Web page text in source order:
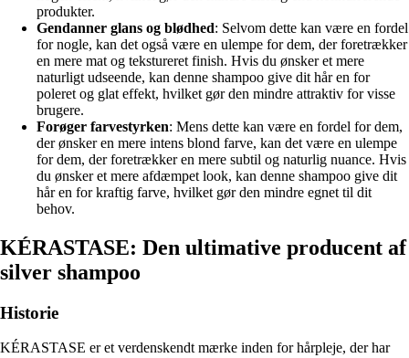
produkter.
Gendanner glans og blødhed: Selvom dette kan være en fordel
for nogle, kan det også være en ulempe for dem, der foretrækker
en mere mat og tekstureret finish. Hvis du ønsker et mere
naturligt udseende, kan denne shampoo give dit hår en for
poleret og glat effekt, hvilket gør den mindre attraktiv for visse
brugere.
Forøger farvestyrken: Mens dette kan være en fordel for dem,
der ønsker en mere intens blond farve, kan det være en ulempe
for dem, der foretrækker en mere subtil og naturlig nuance. Hvis
du ønsker et mere afdæmpet look, kan denne shampoo give dit
hår en for kraftig farve, hvilket gør den mindre egnet til dit
behov.
KÉRASTASE: Den ultimative producent af
silver shampoo
Historie
KÉRASTASE er et verdenskendt mærke inden for hårpleje, der har